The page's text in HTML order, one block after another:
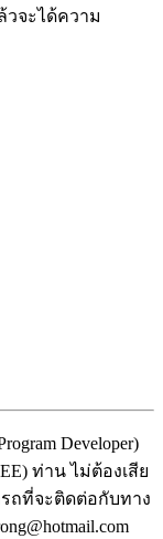
วจะได้ความ
Developer)
ท่าน ไม่ต้องเสีย
ถที่จะติดต่อกับทาง